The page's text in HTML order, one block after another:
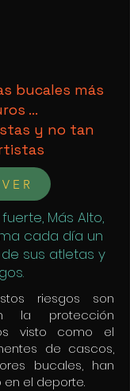
bucales más
…
y no tan
Más Alto,
cada día un
sus atletas y
riesgos son
la protección
visto como el
de cascos,
bucales, han
el deporte.